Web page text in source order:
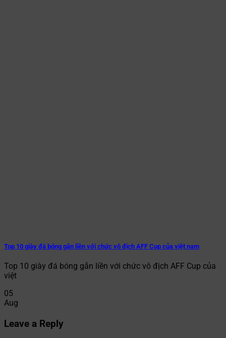
Top 10 giày đá bóng gắn liền với chức vô địch AFF Cup của việt nam
Top 10 giày đá bóng gắn liền với chức vô địch AFF Cup của
việt
05
Aug
Leave a Reply